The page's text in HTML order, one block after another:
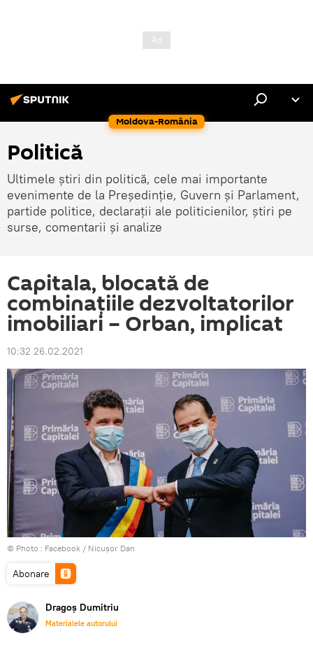
Moldova-România
Politică
Ultimele știri din politică, cele mai importante
evenimente de la Președinție, Guvern și Parlament,
partide politice, declarații ale politicienilor, știri pe
surse, comentarii și analize
Capitala, blocată de
combinațiile dezvoltatorilor
imobiliari – Orban, implicat
10:32 26.02.2021
© Photo : Facebook / Nicușor Dan
Abonare
Dragoș Dumitriu
Materialele autorului